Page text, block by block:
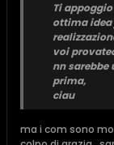
Ti
ottima idea
voi
nn sarebbe
prima,
ciau
ma i com sono